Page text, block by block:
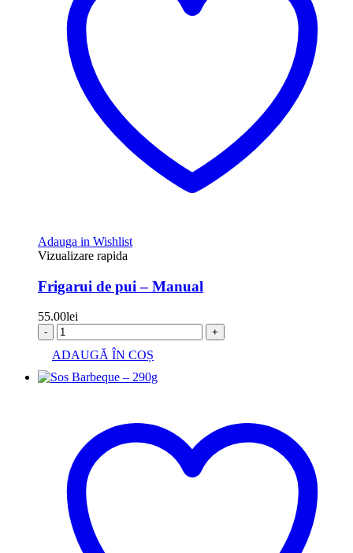
Adauga in Wishlist
Vizualizare rapida
Frigarui de pui – Manual
55.00lei
- +
ADAUGĂ ÎN COȘ